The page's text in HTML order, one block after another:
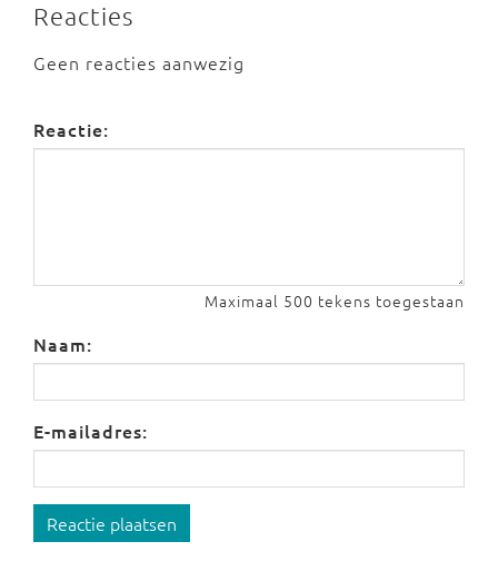
Reacties
Geen reacties aanwezig
Reactie:
Maximaal 500 tekens toegestaan
Naam:
E-mailadres:
Reactie plaatsen